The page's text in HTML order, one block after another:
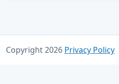
Copyright 2026 Privacy Policy